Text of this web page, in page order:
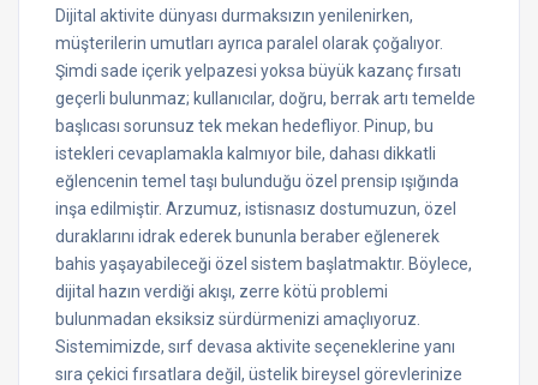
Dijital aktivite dünyası durmaksızın yenilenirken,
müşterilerin umutları ayrıca paralel olarak çoğalıyor.
Şimdi sade içerik yelpazesi yoksa büyük kazanç fırsatı
geçerli bulunmaz; kullanıcılar, doğru, berrak artı temelde
başlıcası sorunsuz tek mekan hedefliyor. Pinup, bu
istekleri cevaplamakla kalmıyor bile, dahası dikkatli
eğlencenin temel taşı bulunduğu özel prensip ışığında
inşa edilmiştir. Arzumuz, istisnasız dostumuzun, özel
duraklarını idrak ederek bununla beraber eğlenerek
bahis yaşayabileceği özel sistem başlatmaktır. Böylece,
dijital hazın verdiği akışı, zerre kötü problemi
bulunmadan eksiksiz sürdürmenizi amaçlıyoruz.
Sistemimizde, sırf devasa aktivite seçeneklerine yanı
sıra çekici fırsatlara değil, üstelik bireysel görevlerinize